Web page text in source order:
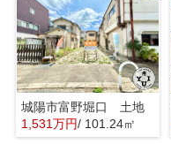
城陽市富野堀口 土地
1,531万円/ 101.24㎡